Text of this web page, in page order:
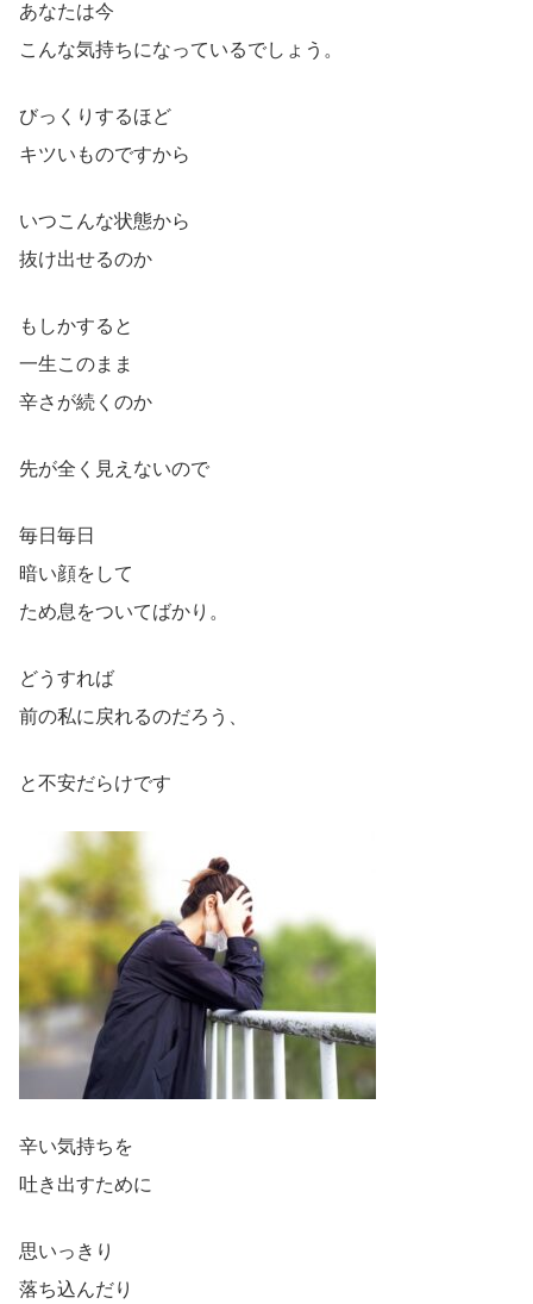
あなたは今
こんな気持ちになっているでしょう。
びっくりするほど
キツいものですから
いつこんな状態から
抜け出せるのか
もしかすると
一生このまま
辛さが続くのか
先が全く見えないので
毎日毎日
暗い顔をして
ため息をついてばかり。
どうすれば
前の私に戻れるのだろう、
と不安だらけです
辛い気持ちを
吐き出すために
思いっきり
落ち込んだり